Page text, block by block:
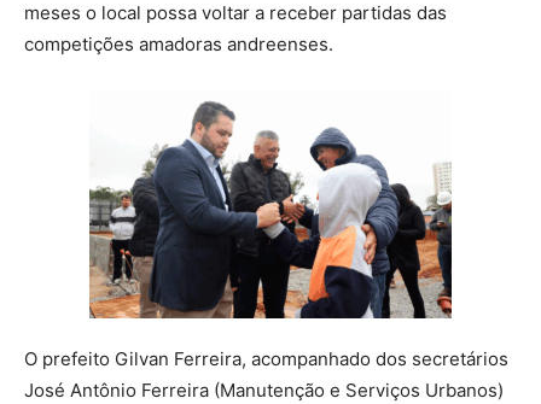
meses o local possa voltar a receber partidas das
competições amadoras andreenses.
O prefeito Gilvan Ferreira, acompanhado dos secretários
José Antônio Ferreira (Manutenção e Serviços Urbanos)